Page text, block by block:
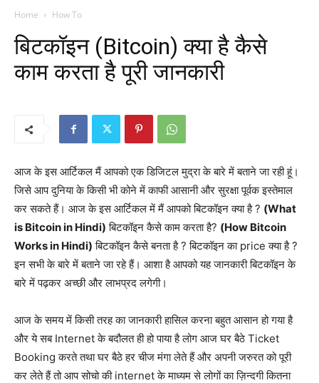
Home How To
बिटकॉइन (Bitcoin) क्या है कैसे
काम करता है पूरी जानकारी
आज के इस आर्टिकल मैं आपको एक डिजिटल मुद्रा के बारे में बताने जा रही हूं।
जिसे आप दुनिया के किसी भी कोने में काफी आसानी और सुरक्षा पूर्वक इस्तेमाल
कर सकते हैं। आज के इस आर्टिकल में मैं आपको बिटकॉइन क्या है ? (What
is Bitcoin in Hindi) बिटकॉइन कैसे काम करता है? (How Bitcoin
Works in Hindi) बिटकॉइन कैसे बनता है ? बिटकॉइन का price क्या है ?
इन सभी के बारे में बताने जा रहे हैं। आशा है आपको यह जानकारी बिटकॉइन के
बारे में पढ़कर अच्छी और लाभप्रद लगेगी।
आज के समय में किसी तरह का जानकारी हासिल करना बहुत आसान हो गया है
और ये सब Internet के बदौलत ही हो पाया है लोग आज घर बैठे Ticket
Booking करते तथा घर बैठे हर चीज मंगा लेते हैं और अपनी जरुरत को पूरी
कर लेते हैं तो आप सोचो की internet के माध्यम से लोगों का ज़िन्दगी कितना